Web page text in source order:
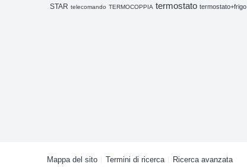
STAR telecomando TERMOCOPPIA termostato termostato+frigo
Mappa del sito Termini di ricerca Ricerca avanzata